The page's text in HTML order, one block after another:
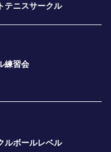
テニスサークル
練習会
ルボールレベル